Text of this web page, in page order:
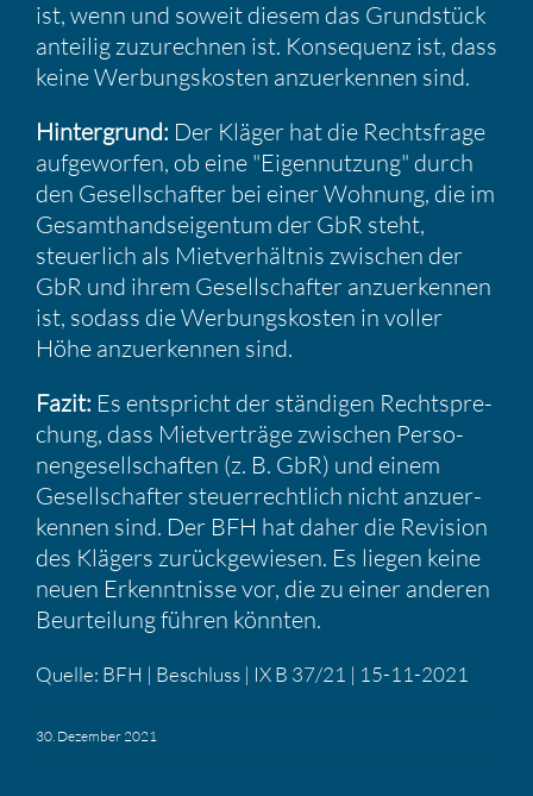
ist, wenn und soweit diesem das Grund­stück
anteilig zuzurechnen ist. Konse­quenz ist, dass
keine Werbungs­kosten anzuer­kennen sind.
Hinter­grund: Der Kläger hat die Rechts­frage
aufge­worfen, ob eine "Eigen­nut­zung" durch
den Gesell­schafter bei einer Wohnung, die im
Gesamt­hand­sei­gentum der GbR steht,
steuer­lich als Mietver­hältnis zwischen der
GbR und ihrem Gesell­schafter anzuer­kennen
ist, sodass die Werbungs­kosten in voller
Höhe anzuer­kennen sind.
Fazit: Es entspricht der ständigen Recht­spre­
chung, dass Mietver­träge zwischen Perso­
nen­ge­sell­schaften (z. B. GbR) und einem
Gesell­schafter steuer­recht­lich nicht anzuer­
kennen sind. Der BFH hat daher die Revision
des Klägers zurück­ge­wiesen. Es liegen keine
neuen Erkennt­nisse vor, die zu einer anderen
Beurtei­lung führen könnten.
Quelle: BFH | Beschluss | IX B 37/21 | 15-11-2021
30. Dezember 2021